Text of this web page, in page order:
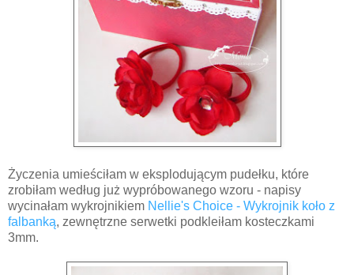
Życzenia umieściłam w eksplodującym pudełku, które
zrobiłam według już wypróbowanego wzoru - napisy
wycinałam wykrojnikiem Nellie's Choice - Wykrojnik koło z
falbanką, zewnętrzne serwetki podkleiłam kosteczkami
3mm.